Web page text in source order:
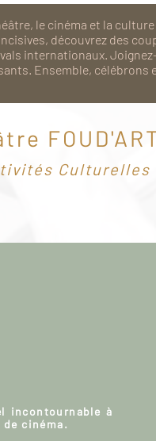
le cinéma et la
découvrez des
internationaux.
Ensemble,
Culturelles
incontournable à
cinéma.